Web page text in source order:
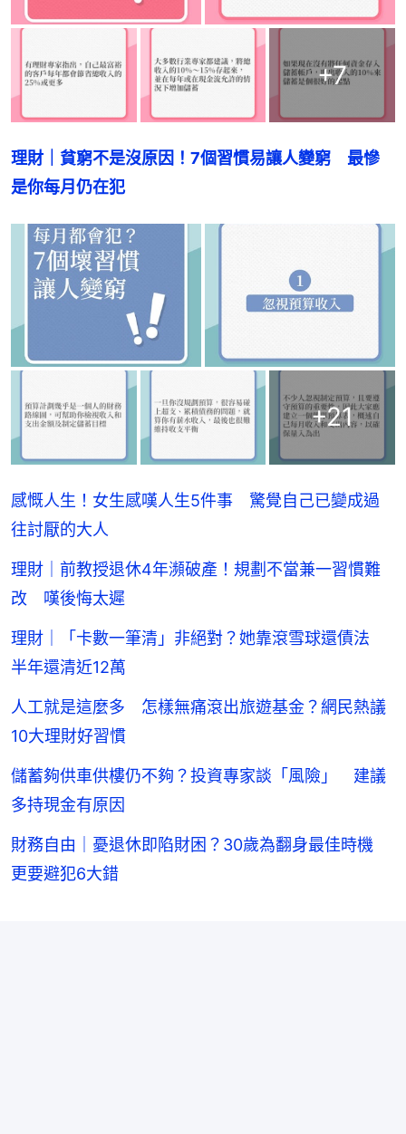
+7
理財｜貧窮不是沒原因！7個習慣易讓人變窮　最慘
是你每月仍在犯
+21
感慨人生！女生感嘆人生5件事 驚覺自己已變成過
往討厭的大人
理財｜前教授退休4年瀕破產！規劃不當兼一習慣難
改 嘆後悔太遲
理財｜「卡數一筆清」非絕對？她靠滾雪球還債法
半年還清近12萬
人工就是這麼多 怎樣無痛滾出旅遊基金？網民熱議
10大理財好習慣
儲蓄夠供車供樓仍不夠？投資專家談「風險」 建議
多持現金有原因
財務自由｜憂退休即陷財困？30歲為翻身最佳時機
更要避犯6大錯